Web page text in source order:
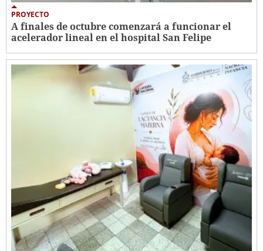
PROYECTO
A finales de octubre comenzará a funcionar el
acelerador lineal en el hospital San Felipe